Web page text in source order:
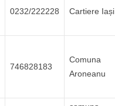
0232/222228 Cartiere Iași
746828183
Comuna
Aroneanu